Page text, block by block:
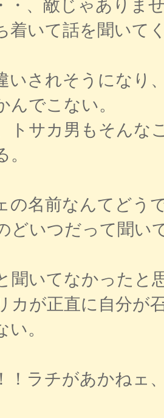
、敵じゃありま
着いて話を聞いて
いされそうになり
んでこない。
トサカ男もそんな
名前なんてどう
どいつだって聞い
聞いてなかったと
カが正直に自分が
。
ラチがあかねェ